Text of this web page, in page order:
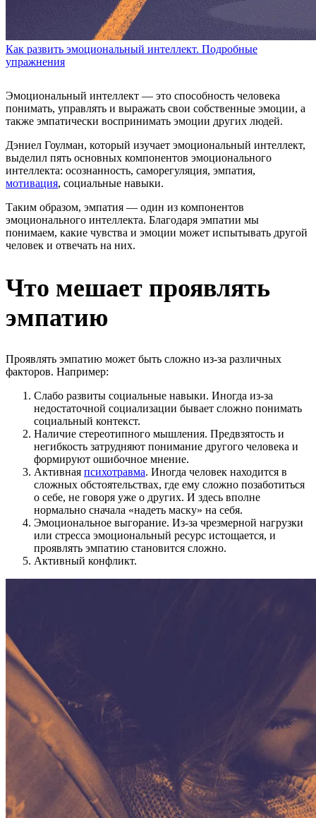
Как развить эмоциональный интеллект. Подробные
упражнения
Эмоциональный интеллект — это способность человека
понимать, управлять и выражать свои собственные эмоции, а
также эмпатически воспринимать эмоции других людей.
Дэниел Гоулман, который изучает эмоциональный интеллект,
выделил пять основных компонентов эмоционального
интеллекта: осознанность, саморегуляция, эмпатия,
мотивация, социальные навыки.
Таким образом, эмпатия — один из компонентов
эмоционального интеллекта. Благодаря эмпатии мы
понимаем, какие чувства и эмоции может испытывать другой
человек и отвечать на них.
Что мешает проявлять
эмпатию
Проявлять эмпатию может быть сложно из-за различных
факторов. Например:
Слабо развиты социальные навыки. Иногда из-за
недостаточной социализации бывает сложно понимать
социальный контекст.
Наличие стереотипного мышления. Предвзятость и
негибкость затрудняют понимание другого человека и
формируют ошибочное мнение.
Активная психотравма. Иногда человек находится в
сложных обстоятельствах, где ему сложно позаботиться
о себе, не говоря уже о других. И здесь вполне
нормально сначала «надеть маску» на себя.
Эмоциональное выгорание. Из-за чрезмерной нагрузки
или стресса эмоциональный ресурс истощается, и
проявлять эмпатию становится сложно.
Активный конфликт.